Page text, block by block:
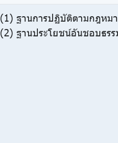
(1) ฐานการปฏิบัติตามกฎหม
(2) ฐานประโยชน์อันชอบธร